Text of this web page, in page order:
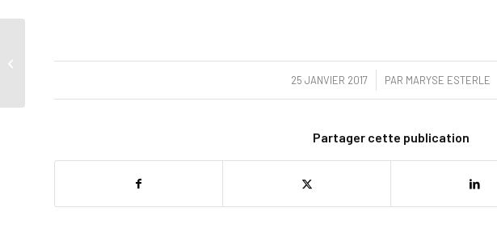
25 JANVIER 2017
/ PAR MARYSE ESTERLE
Partager cette publication
Accrochés aux bancs